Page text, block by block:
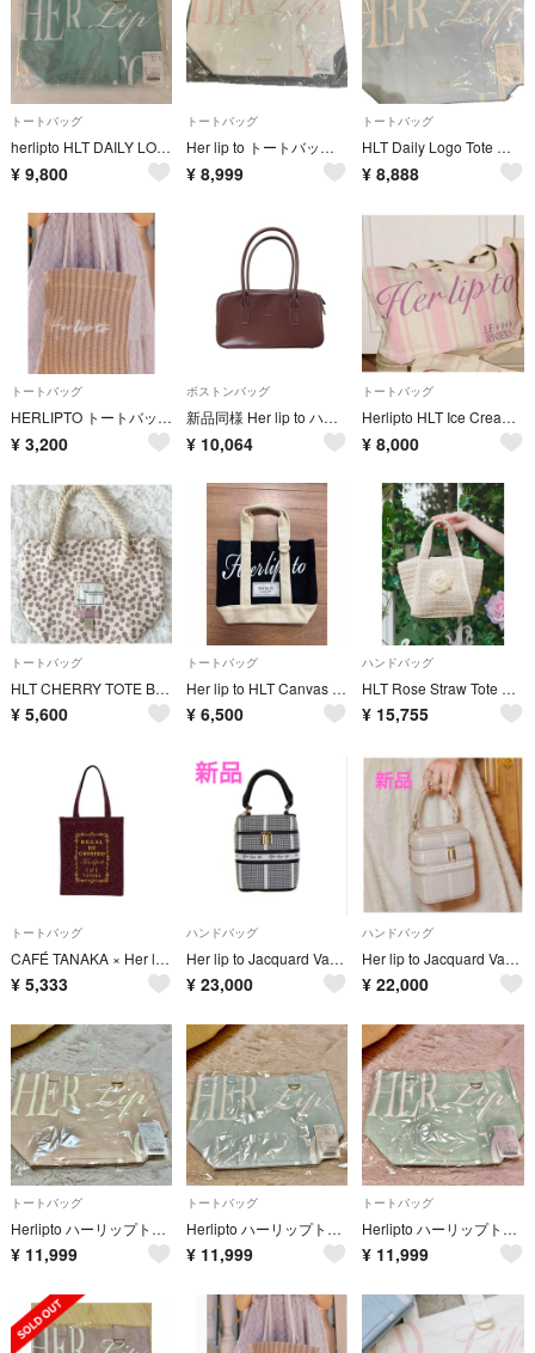
トートバッグ
herlipto HLT DAILY LOGO TOTE mint
¥ 9,800
トートバッグ
Her lip to トートバッグ milky pink ハリプ 名古屋限定
¥ 8,999
トートバッグ
HLT Daily Logo Tote 名古屋限定 トート ハリプ ブルー Blue
¥ 8,888
トートバッグ
HERLIPTO トートバッグ ノベルティ
¥ 3,200
ボストンバッグ
新品同様 Her lip to ハーリップトゥ Trois Logo Mini Boston Bag ミニボストンバッグ エスプレッソ ブラウン レディース 古着 中古 USED
¥ 10,064
トートバッグ
Herlipto HLT Ice Cream Large Tote ピンク トートバッグ
¥ 8,000
トートバッグ
HLT CHERRY TOTE BAG herlipto チェリー トート トートバッグ
¥ 5,600
トートバッグ
Her lip to HLT Canvas Mini Tote ブラック
¥ 6,500
ハンドバッグ
HLT Rose Straw Tote Bag [F] ecru
¥ 15,755
トートバッグ
CAFÉ TANAKA × Her lip to Tote Bag
¥ 5,333
ハンドバッグ
Her lip to Jacquard Vanity Bag バニティバッグ
¥ 23,000
ハンドバッグ
Her lip to Jacquard Vanity Bag バニティバッグ
¥ 22,000
トートバッグ
Herlipto ハーリップトゥ ハリプ 名古屋限定 新色 トートバックrose
¥ 11,999
トートバッグ
Herlipto ハーリップトゥ ハリプ 名古屋限定 新色 トートバッグ baby blue
¥ 11,999
トートバッグ
Herlipto ハーリップトゥ ハリプ 名古屋限定 新色 トートバッグ mint
¥ 11,999